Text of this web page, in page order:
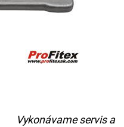
Vykonávame servis a